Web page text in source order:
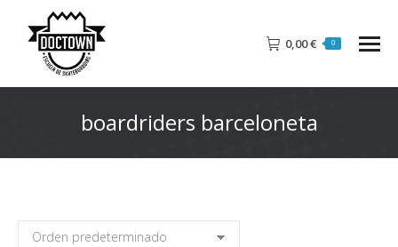
0,00€ 0
boardriders barceloneta